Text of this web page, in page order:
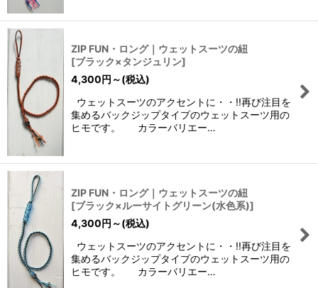
ZIP FUN・ロング｜ウェットスーツの紐
[ブラック×タンジュリン]
4,300円 ～(税込)
ウェットスーツのアクセントに・・!!再び注目を
集めるバックジップタイプのウェットスーツ用の
ヒモです。 カラーバリエー…
ZIP FUN・ロング｜ウェットスーツの紐
[ブラック×ルーサイトグリーン(水色系)]
4,300円 ～(税込)
ウェットスーツのアクセントに・・!!再び注目を
集めるバックジップタイプのウェットスーツ用の
ヒモです。 カラーバリエー…